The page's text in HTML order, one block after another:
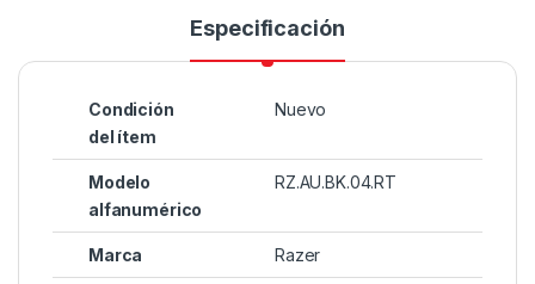
Especificación
Condición
del ítem
Nuevo
Modelo
alfanumérico
RZ.AU.BK.04.RT
Marca Razer